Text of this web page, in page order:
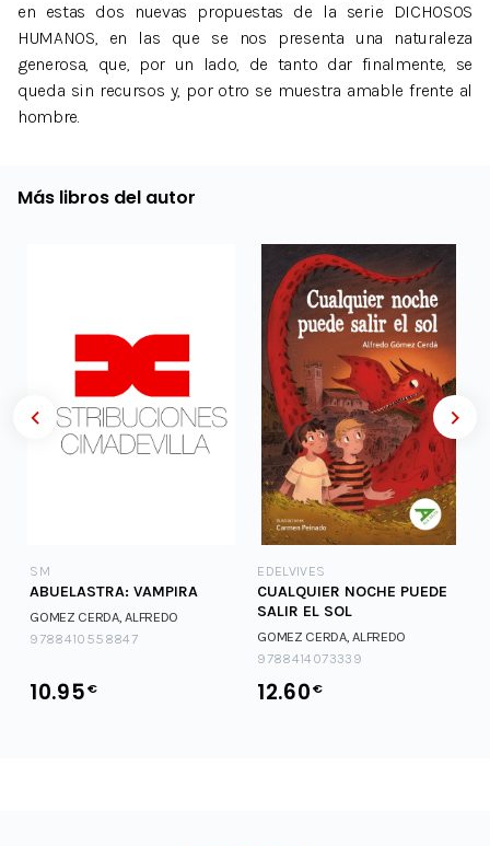
en estas dos nuevas propuestas de la serie DICHOSOS
HUMANOS, en las que se nos presenta una naturaleza
generosa, que, por un lado, de tanto dar finalmente, se
queda sin recursos y, por otro se muestra amable frente al
hombre.
Más libros del autor
SM
ABUELASTRA: VAMPIRA
GOMEZ CERDA, ALFREDO
9788410558847
10.95€
EDELVIVES
CUALQUIER NOCHE PUEDE
SALIR EL SOL
GOMEZ CERDA, ALFREDO
9788414073339
12.60€